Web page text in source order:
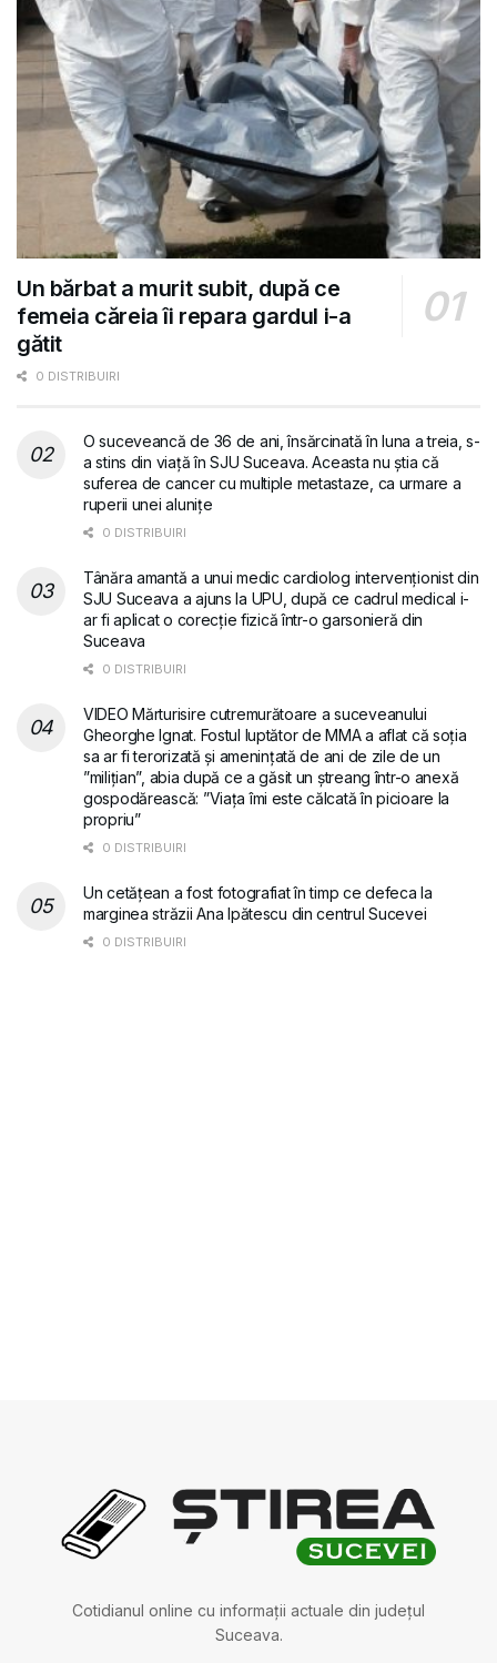
Un bărbat a murit subit, după ce
femeia căreia îi repara gardul i-a
gătit
0 DISTRIBUIRI
O suceveancă de 36 de ani, însărcinată în luna a treia, s-
a stins din viață în SJU Suceava. Aceasta nu știa că
suferea de cancer cu multiple metastaze, ca urmare a
ruperii unei alunițe
0 DISTRIBUIRI
Tânăra amantă a unui medic cardiolog intervenționist din
SJU Suceava a ajuns la UPU, după ce cadrul medical i-
ar fi aplicat o corecție fizică într-o garsonieră din
Suceava
0 DISTRIBUIRI
VIDEO Mărturisire cutremurătoare a suceveanului
Gheorghe Ignat. Fostul luptător de MMA a aflat că soția
sa ar fi terorizată și amenințată de ani de zile de un
”milițian”, abia după ce a găsit un ștreang într-o anexă
gospodărească: ”Viața îmi este călcată în picioare la
propriu”
0 DISTRIBUIRI
Un cetățean a fost fotografiat în timp ce defeca la
marginea străzii Ana Ipătescu din centrul Sucevei
0 DISTRIBUIRI
Cotidianul online cu informații actuale din județul
Suceava.